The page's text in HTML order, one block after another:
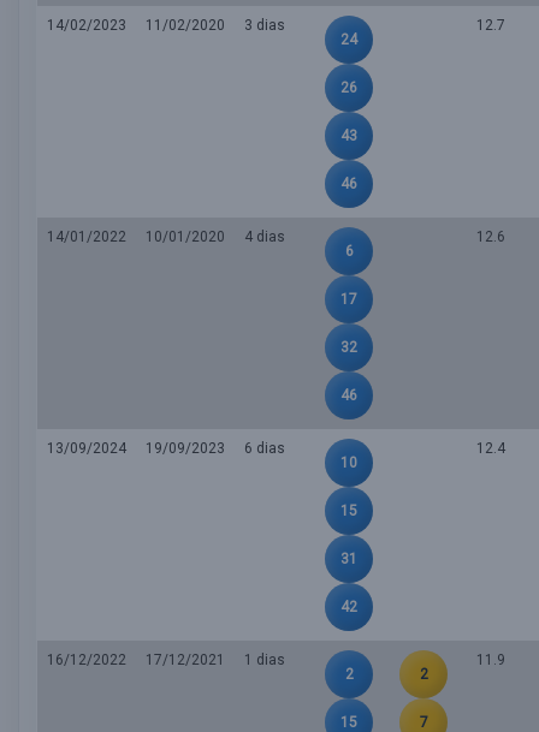
14/02/2023 11/02/2020
3 dias
24
26
43
46
12.7
14/01/2022 10/01/2020
4 dias
6
17
32
46
12.6
13/09/2024 19/09/2023
6 dias
10
15
31
42
12.4
16/12/2022 17/12/2021
1 dias
2
15
2
7
11.9